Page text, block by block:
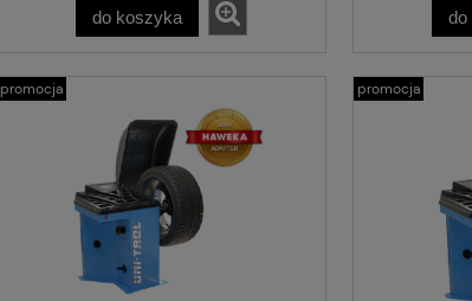
do koszyka do
promocja promocja